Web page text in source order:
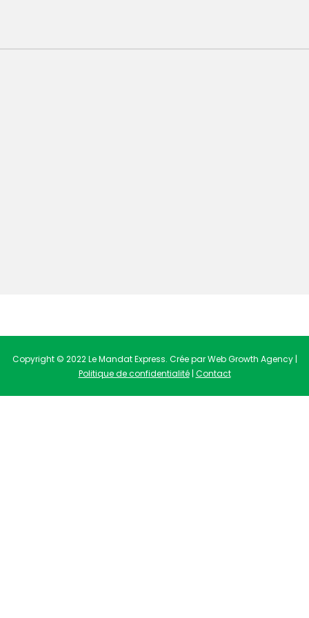
Copyright © 2022 Le Mandat Express. Crée par Web Growth Agency |
Politique de confidentialité| Contact